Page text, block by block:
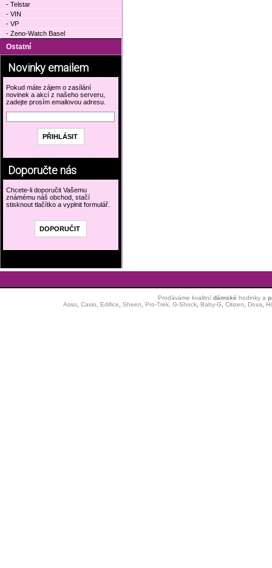
- Telstar
- VIN
- VP
- Zeno-Watch Basel
Ostatní
Novinky emailem
Pokud máte zájem o zasílání
novinek a akcí z našeho serveru,
zadejte prosím emailovou adresu.
Doporučte nás
Chcete-li doporučit Vašemu
známému náš obchod, stačí
stisknout tlačítko a vyplnit formulář.
Prodáváme kvalitní dámské hodinkya
Asso
Casio Edifice Sheen Pro-Trek, G-Shock, Baby-G Citizen Doxa